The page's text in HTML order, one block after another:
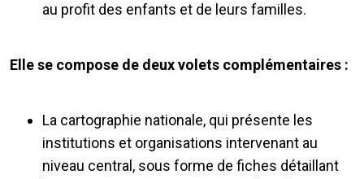
au profit des enfants et de leurs familles.
Elle se compose de deux volets complémentaires :
La cartographie nationale, qui présente les
institutions et organisations intervenant au
niveau central, sous forme de fiches détaillant